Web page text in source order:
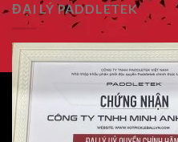
ĐẠI LÝ PADDLETEK